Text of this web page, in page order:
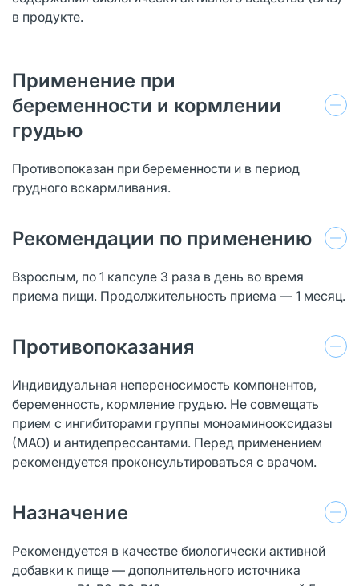
в продукте.
Применение при
беременности и кормлении
грудью
Противопоказан при беременности и в период
грудного вскармливания.
Рекомендации по применению
Взрослым, по 1 капсуле 3 раза в день во время
приема пищи. Продолжительность приема — 1 месяц.
Противопоказания
Индивидуальная непереносимость компонентов,
беременность, кормление грудью. Не совмещать
прием с ингибиторами группы моноаминооксидазы
(МАО) и антидепрессантами. Перед применением
рекомендуется проконсультироваться с врачом.
Назначение
Рекомендуется в качестве биологически активной
добавки к пище — дополнительного источника